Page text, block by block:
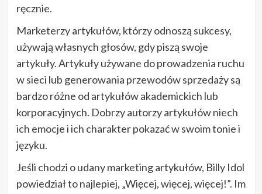
ręcznie.
Marketerzy artykułów, którzy odnoszą sukcesy,
używają własnych głosów, gdy piszą swoje
artykuły. Artykuły używane do prowadzenia ruchu
w sieci lub generowania przewodów sprzedaży są
bardzo różne od artykułów akademickich lub
korporacyjnych. Dobrzy autorzy artykułów niech
ich emocje i ich charakter pokazać w swoim tonie i
języku.
Jeśli chodzi o udany marketing artykułów, Billy Idol
powiedział to najlepiej, „Więcej, więcej, więcej!”. Im